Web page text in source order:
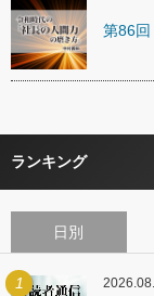
第86
ランキング
日別
1